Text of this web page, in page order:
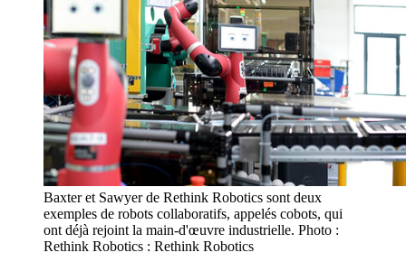
Baxter et Sawyer de Rethink Robotics sont deux
exemples de robots collaboratifs, appelés cobots, qui
ont déjà rejoint la main-d'œuvre industrielle. Photo :
Rethink Robotics : Rethink Robotics